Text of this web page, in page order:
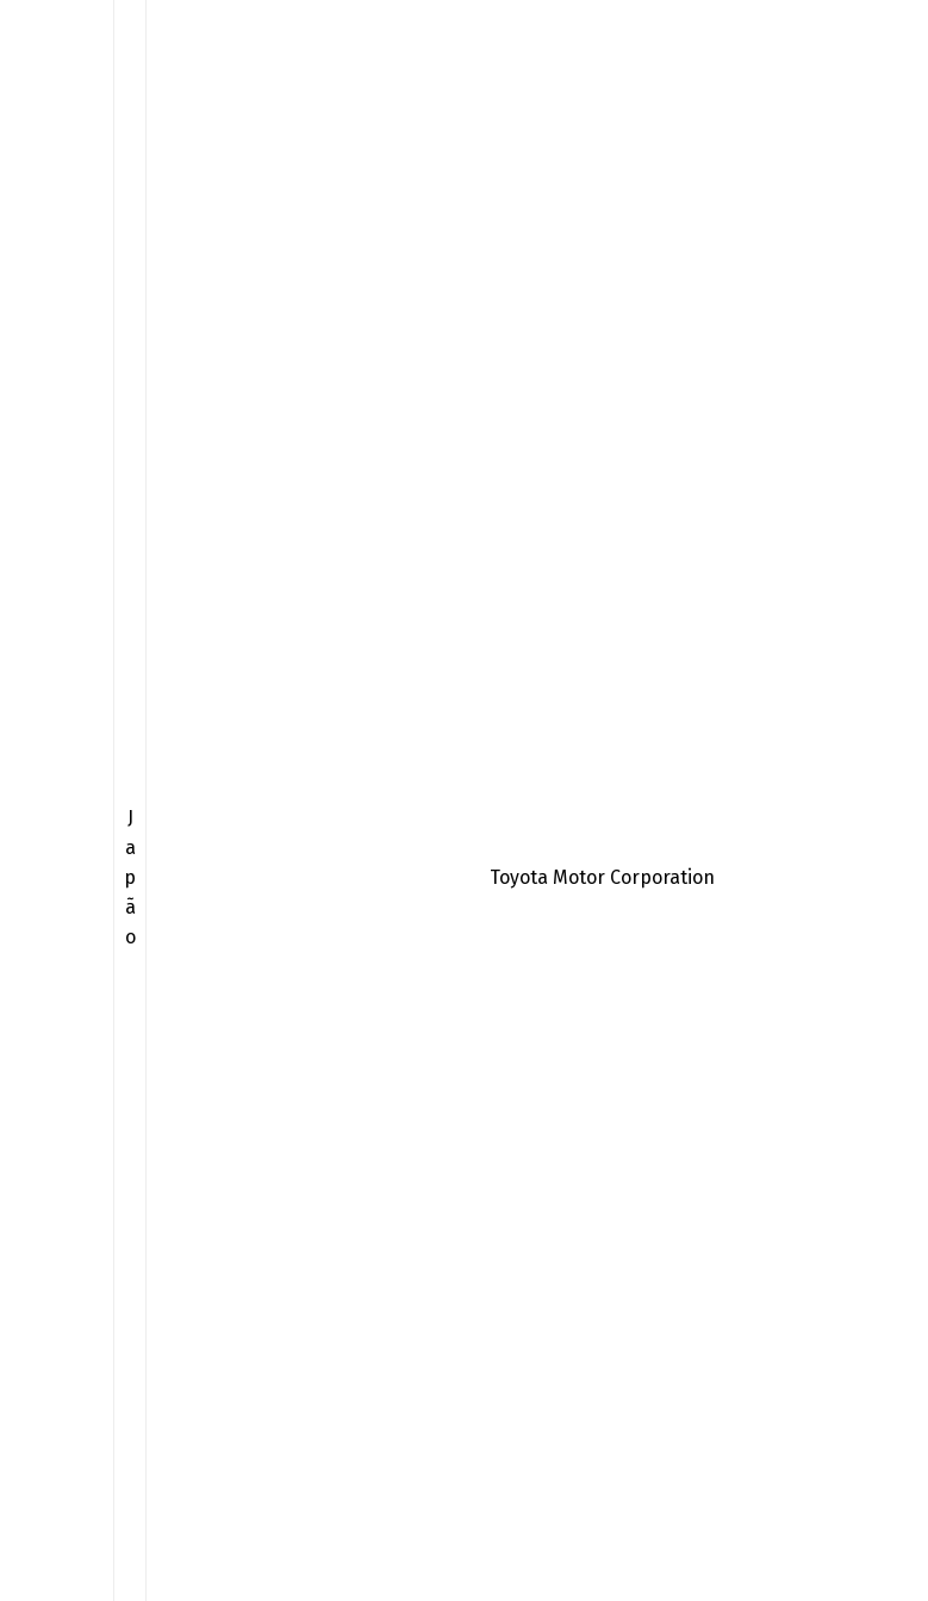
J
a
p
ã
o
Toyota Motor Corporation